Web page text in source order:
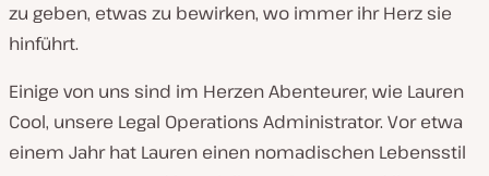
zu geben, etwas zu bewirken, wo immer ihr Herz sie
hinführt.
Einige von uns sind im Herzen Abenteurer, wie Lauren
Cool, unsere Legal Operations Administrator. Vor etwa
einem Jahr hat Lauren einen nomadischen Lebensstil